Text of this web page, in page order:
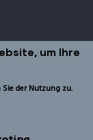
um Ihre
der Nutzung zu.